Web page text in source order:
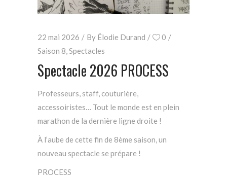
22 mai 2026 By Élodie Durand
0
Saison 8,Spectacles
Spectacle 2026 PROCESS
Professeurs, staff, couturière,
accessoiristes… Tout le monde est en plein
marathon de la dernière ligne droite !
À l’aube de cette fin de 8ème saison, un
nouveau spectacle se prépare !
PROCESS